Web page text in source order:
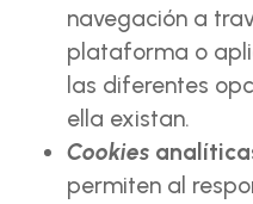
navegación a
plataforma o
las diferentes
ella existan.
Cookies
permiten al